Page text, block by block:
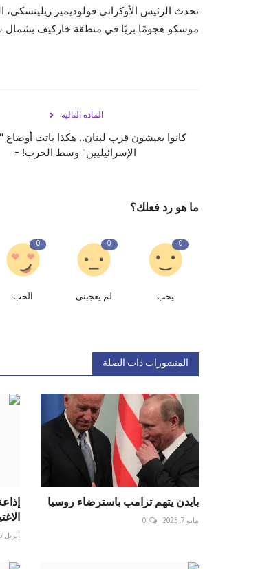
تحدث الرئيس الأوكراني فولوديمير
موسكو هجومًا بريًا في منطقة خاركيف بشمال
المادة التالية
كانوا يعيشون قرب لبنان.. هكذا باتت أوضاع
الإسرائيليين" وسط الحرب! -
ما هو رد فعلك؟
0
يحب
0
لم يعجبنى
0
الحب
المنشورات ذات الصلة
بايدن يتهم ترامب باسترضاء روسيا
مايو 7, 2025 0
أبريل 16, 2024